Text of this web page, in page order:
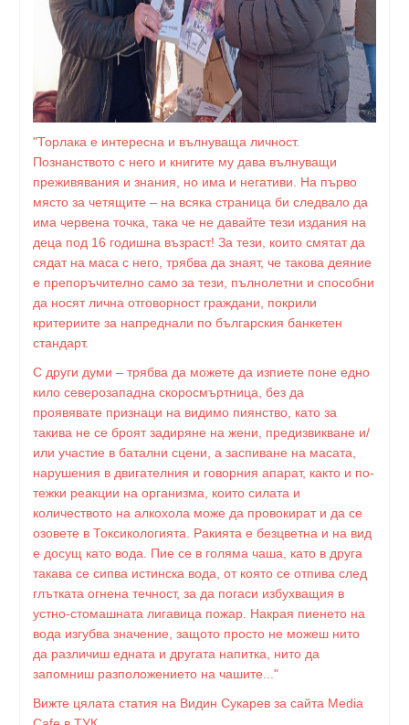
"Торлака е интересна и вълнуваща личност.
Познанството с него и книгите му дава вълнуващи
преживявания и знания, но има и негативи. На първо
място за четящите – на всяка страница би следвало да
има червена точка, така че не давайте тези издания на
деца под 16 годишна възраст! За тези, които смятат да
сядат на маса с него, трябва да знаят, че такова деяние
е препоръчително само за тези, пълнолетни и способни
да носят лична отговорност граждани, покрили
критериите за напреднали по българския банкетен
стандарт.
С други думи – трябва да можете да изпиете поне едно
кило северозападна скоросмъртница, без да
проявявате признаци на видимо пиянство, като за
такива не се броят задиряне на жени, предизвикване и/
или участие в батални сцени, а заспиване на масата,
нарушения в двигателния и говорния апарат, както и по-
тежки реакции на организма, които силата и
количеството на алкохола може да провокират и да се
озовете в Токсикологията. Ракията е безцветна и на вид
е досущ като вода. Пие се в голяма чаша, като в друга
такава се сипва истинска вода, от която се отпива след
глътката огнена течност, за да погаси избухващия в
устно-стомашната лигавица пожар. Накрая пиенето на
вода изгубва значение, защото просто не можеш нито
да различиш едната и другата напитка, нито да
запомниш разположението на чашите..."
Вижте цялата статия на Видин Сукарев за сайта Media